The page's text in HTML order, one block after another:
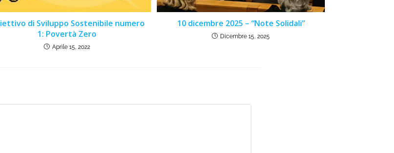
di Sviluppo Sostenibile numero
1: Povertà Zero
Aprile 15, 2022
10 dicembre 2025 – “Note Solidali”
Dicembre 15, 2025